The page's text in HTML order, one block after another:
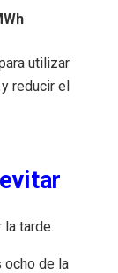
utilizar
reducir el
tarde.
ocho de la